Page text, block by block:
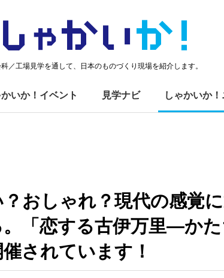
しゃかいか！
／工場見学を通して、日本のものづくり現場を紹介します。
かいか！イベント 見学ナビ しゃかいか
？おしゃれ？現代の感覚
「恋する古伊万里―か
されています！